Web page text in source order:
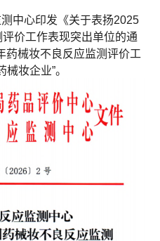
中心印发《关于表扬2025
价工作表现突出单位的通
药械妆不良反应监测评价工
妆企业”。